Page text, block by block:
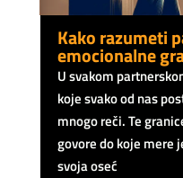
Kako razumeti
emocionalne
U svakom
koje svako od nas
mnogo reči. Te
govore do koje mere
svoja oseć